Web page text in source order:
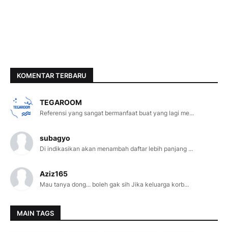
KOMENTAR TERBARU
TEGAROOM
Referensi yang sangat bermanfaat buat yang lagi me...
subagyo
Di indikasikan akan menambah daftar lebih panjang ...
Aziz165
Mau tanya dong... boleh gak sih Jika keluarga korb...
MAIN TAGS